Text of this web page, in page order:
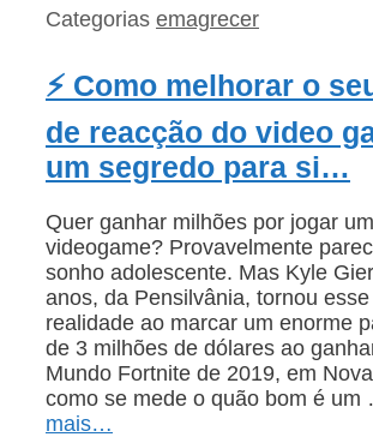
Categorias emagrecer
⚡ Como melhorar o
de reacção do video
um segredo para si…
Quer ganhar milhões por jogar um
videogame? Provavelmente
sonho adolescente. Mas Kyle
anos, da Pensilvânia, tornou
realidade ao marcar um enorme
de 3 milhões de dólares ao
Mundo Fortnite de 2019, em
como se mede o quão bom é um
mais…